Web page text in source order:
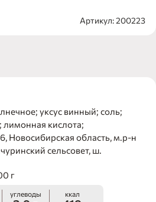
Артикул: 200223
г
углеводы ккал
уксус винный; соль;
лимонная кислота;
Новосибирская область, м.р-н
сельсовет, ш.